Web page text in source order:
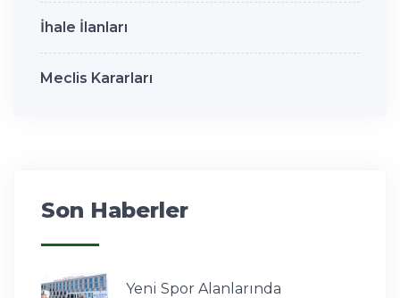
İhale İlanları
Meclis Kararları
Son Haberler
Yeni Spor Alanlarında